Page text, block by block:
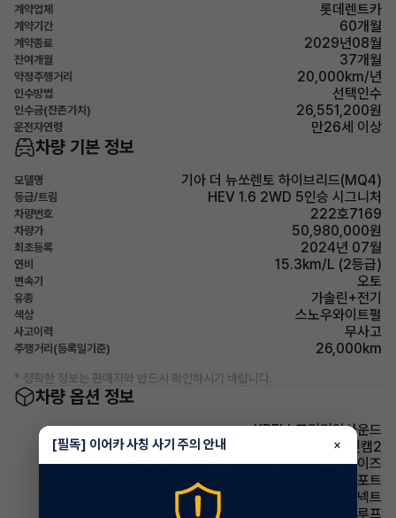
계약업체 롯데렌트카
계약기간 60개월
계약종료 2029년08월
잔여개월 37개월
약정주행거리 20,000km/년
인수방법 선택인수
인수금(잔존가치) 26,551,200원
운전자연령 만26세 이상
차량 기본 정보
모델명 기아 더 뉴쏘렌토 하이브리드(MQ4)
등급/트림 HEV 1.6 2WD 5인승 시그니처
차량번호 222호7169
차량가 50,980,000원
최초등록 2024년 07월
연비 15.3km/L (2등급)
변속기 오토
유종 가솔린+전기
색상 스노우와이트펄
사고이력 무사고
주행거리(등록일기준) 26,000km
* 정확한 정보는 판매자와 반드시 확인하시기 바랍니다.
차량 옵션 정보
KRELL프리미엄사운드
HUD+빌트인캠2
드라이브와이즈
기본형-컴포트
스마트커넥트
선루프
[필독] 이어카 사칭 사기 주의 안내 ×